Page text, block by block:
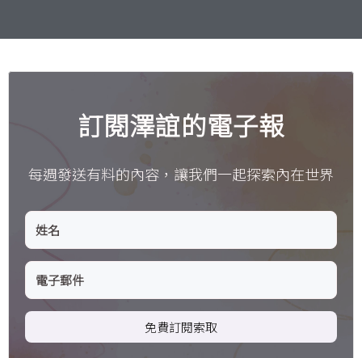
訂閱澤誼的電子報
每週發送有料的內容，讓我們一起探索內在世界
免費訂閱索取